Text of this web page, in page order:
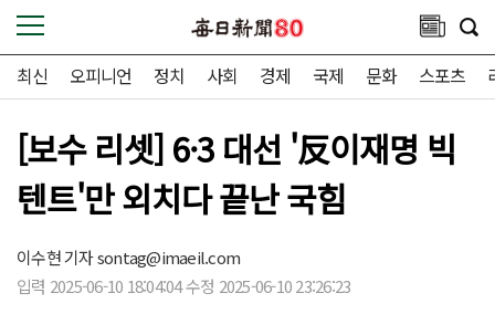
최신 오피니언 정치 사회 경제 국제 문화 스포츠
[보수 리셋] 6·3 대선 '反이재명 빅
텐트'만 외치다 끝난 국힘
이수현 기자sontag@imaeil.com
입력 2025-06-10 18:04:04 수정 2025-06-10 23:26:23